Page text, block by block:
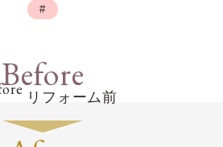
#
Before
リフォーム前